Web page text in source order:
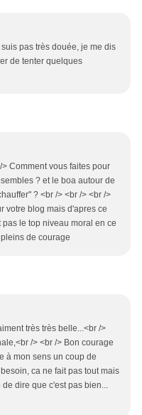
pas très douée, je me dis
de tenter quelques
> Comment vous faites pour
? et le boa autour de
? <br /> <br /> <br />
votre blog mais d'apres ce
le top niveau moral en ce
de courage
très très belle...<br />
/> <br /> Bon courage
à mon sens un coup de
ca ne fait pas tout mais
dire que c'est pas bien...